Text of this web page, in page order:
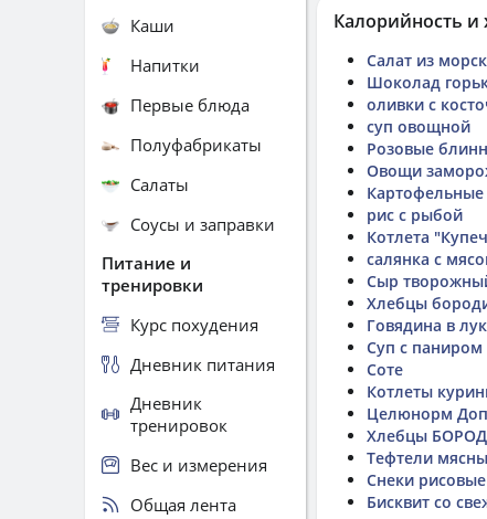
Калорийность и
Салат из
Шоколад
оливки с
суп овощной
Розовые
Овощи
рис с рыбой
Котлета
салянка с
Сыр
Хлебцы
Говядина в
Суп с паниром
Соте
Котлеты
Целюнорм
Хлебцы
Тефтели
Снеки рисовые
Бисквит со
Каши
Напитки
Первые блюда
Полуфабрикаты
Салаты
Соусы и заправки
Питание и
тренировки
Курс похудения
Дневник питания
Дневник
тренировок
Вес и измерения
Общая лента